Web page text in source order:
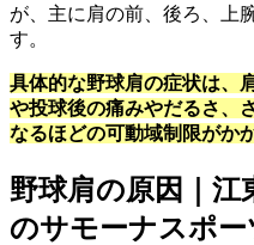
が、主に肩の前、後ろ、上
す。
具体的な野球肩の症状は、
や投球後の痛みやだるさ、
なるほどの可動域制限がか
野球肩の原因｜江
のサモーナスポー